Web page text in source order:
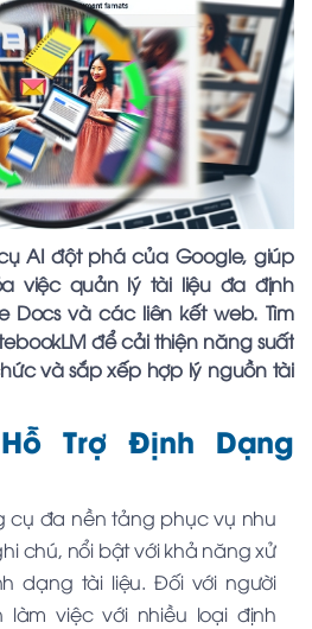
AI đột phá của Google, giúp
việc quản lý tài liệu đa định
Docs và các liên kết web. Tìm
để cải thiện năng suất
và sắp xếp hợp lý nguồn tài
Trợ Định Dạng
cụ đa nền tảng phục vụ nhu
chú, nổi bật với khả năng xử
dạng tài liệu. Đối với người
làm việc với nhiều loại định